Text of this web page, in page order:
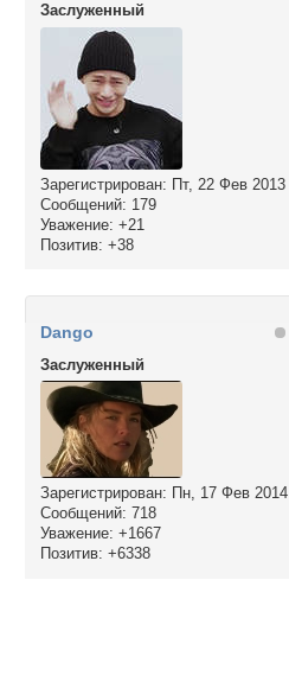
Заслуженный
Зарегистрирован: Пт, 22 Фев 2013
Сообщений: 179
Уважение: +21
Позитив: +38
Dango
Заслуженный
Зарегистрирован: Пн, 17 Фев 2014
Сообщений: 718
Уважение: +1667
Позитив: +6338